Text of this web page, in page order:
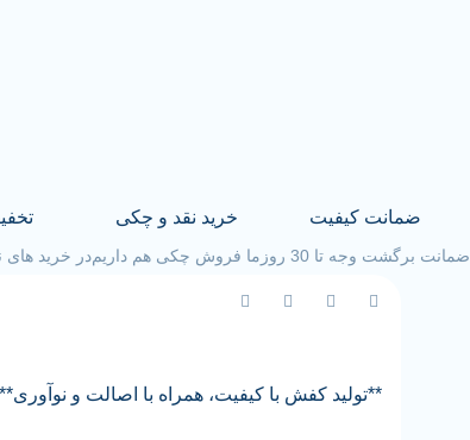
ضمانت کیفیت
ضمانت برگشت وجه تا 30 روز
خرید نقد و چکی
ما فروش چکی هم داریمدر خرید های
**تولید کفش با کیفیت، همراه با اصالت و نوآوری**